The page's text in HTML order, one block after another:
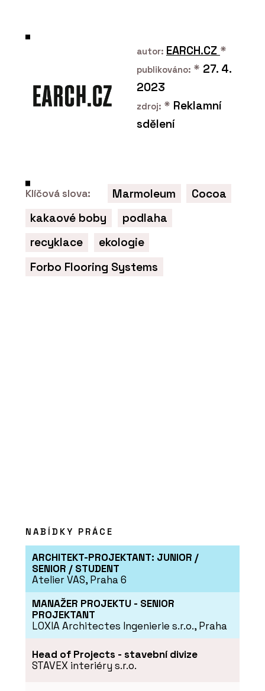
Sametový vinyl Flotex - Forbo
Flooring Systems
Forbo Flooring Systems
PRODUKTY
Akustický vinyl Sarlon a Modul’Up -
Forbo Flooring Systems
autor: EARCH.CZ *
publikováno: * 27. 4.
2023
zdroj: * Reklamní
sdělení
Klíčová slova: Marmoleum
Cocoa
kakaové boby
podlaha
recyklace
ekologie
Forbo Flooring Systems
NABÍDKY PRÁCE
ARCHITEKT-PROJEKTANT: JUNIOR /
SENIOR / STUDENT
Atelier VAS, Praha 6
MANAŽER PROJEKTU - SENIOR
PROJEKTANT
LOXIA Architectes Ingenierie s.r.o., Praha
Head of Projects - stavební divize
STAVEX interiéry s.r.o.